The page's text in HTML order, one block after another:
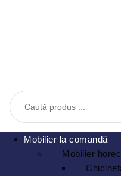
Mobilier la comandă
Mobilier